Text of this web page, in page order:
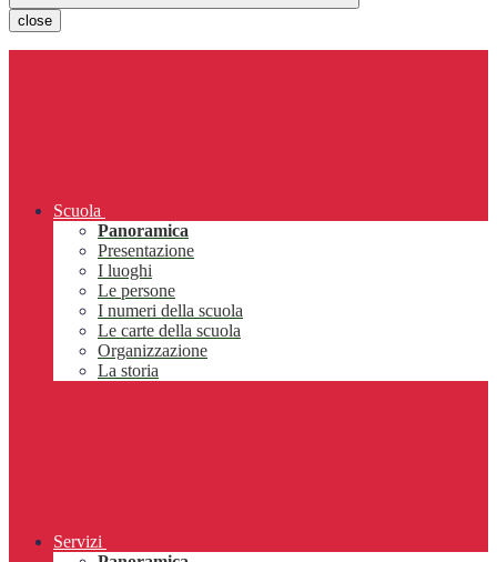
close
Scuola
Panoramica
Presentazione
I luoghi
Le persone
I numeri della scuola
Le carte della scuola
Organizzazione
La storia
Servizi